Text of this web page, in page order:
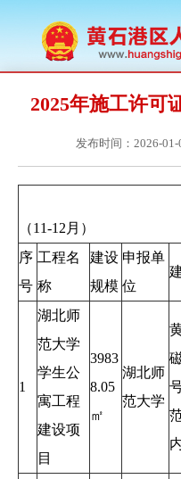
2025年施工许可
发布时间：2026-01-
2025年施工
（11-12月）
序
号
工程名
称
建设
规模
申报单
位
1
湖北师
范大学
学生公
寓工程
建设项
目
3983
8.05
㎡
湖北师
范大学